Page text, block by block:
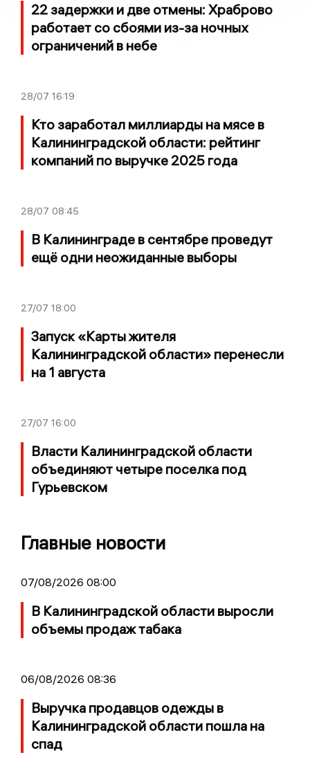
22 задержки и две отмены: Храброво
работает со сбоями из-за ночных
ограничений в небе
28/07 16:19
Кто заработал миллиарды на мясе в
Калининградской области: рейтинг
компаний по выручке 2025 года
28/07 08:45
В Калининграде в сентябре проведут
ещё одни неожиданные выборы
27/07 18:00
Запуск «Карты жителя
Калининградской области» перенесли
на 1 августа
27/07 16:00
Власти Калининградской области
объединяют четыре поселка под
Гурьевском
Главные новости
07/08/2026 08:00
В Калининградской области выросли
объемы продаж табака
06/08/2026 08:36
Выручка продавцов одежды в
Калининградской области пошла на
спад